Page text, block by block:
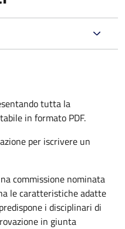
tutta la
in formato PDF.
per iscrivere un
commissione nominata
le caratteristiche adatte
i disciplinari di
in giunta